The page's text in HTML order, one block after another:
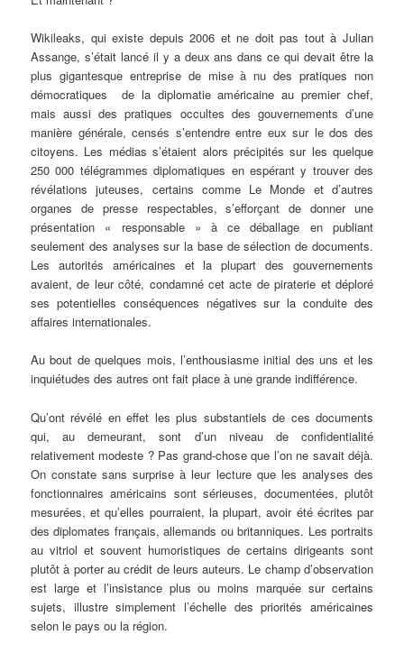
Wikileaks, qui existe depuis 2006 et ne doit pas tout à Julian
Assange, s’était lancé il y a deux ans dans ce qui devait être la
plus gigantesque entreprise de mise à nu des pratiques non
démocratiques de la diplomatie américaine au premier chef,
mais aussi des pratiques occultes des gouvernements d’une
manière générale, censés s’entendre entre eux sur le dos des
citoyens. Les médias s’étaient alors précipités sur les quelque
250 000 télégrammes diplomatiques en espérant y trouver des
révélations juteuses, certains comme Le Monde et d’autres
organes de presse respectables, s’efforçant de donner une
présentation « responsable » à ce déballage en publiant
seulement des analyses sur la base de sélection de documents.
Les autorités américaines et la plupart des gouvernements
avaient, de leur côté, condamné cet acte de piraterie et déploré
ses potentielles conséquences négatives sur la conduite des
affaires internationales.
Au bout de quelques mois, l’enthousiasme initial des uns et les
inquiétudes des autres ont fait place à une grande indifférence.
Qu’ont révélé en effet les plus substantiels de ces documents
qui, au demeurant, sont d’un niveau de confidentialité
relativement modeste ? Pas grand-chose que l’on ne savait déjà.
On constate sans surprise à leur lecture que les analyses des
fonctionnaires américains sont sérieuses, documentées, plutôt
mesurées, et qu’elles pourraient, la plupart, avoir été écrites par
des diplomates français, allemands ou britanniques. Les portraits
au vitriol et souvent humoristiques de certains dirigeants sont
plutôt à porter au crédit de leurs auteurs. Le champ d’observation
est large et l’insistance plus ou moins marquée sur certains
sujets, illustre simplement l’échelle des priorités américaines
selon le pays ou la région.